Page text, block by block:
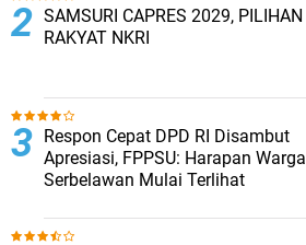
SAMSURI CAPRES 2029, PILIHAN
RAKYAT NKRI
Respon Cepat DPD RI Disambut
Apresiasi, FPPSU: Harapan Warga
Serbelawan Mulai Terlihat